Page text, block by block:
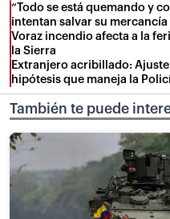
“Todo se está quemando y
intentan salvar su
Voraz incendio afecta a la
la Sierra
Extranjero acribillado:
hipótesis que maneja la
También te puede